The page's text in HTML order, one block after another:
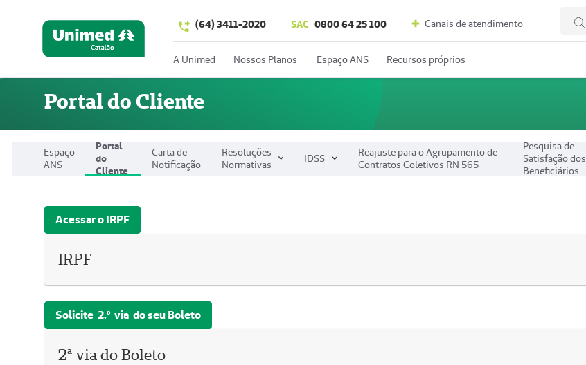
(64) 3411-2020 SAC 0800 64 25 100 Canais de atendimento
A Unimed Nossos Planos Espaço ANS Recursos próprios
Portal do Cliente
Espaço
ANS
Portal
do
Cliente
Carta de
Notificação
Resoluções
Normativas
IDSS
Reajuste para o Agrupamento de
Contratos Coletivos RN 565
Pesquisa de
Satisfação dos
Beneficiários
Acessar o IRPF
IRPF
Solicite 2.º via do seu Boleto
2ª via do Boleto